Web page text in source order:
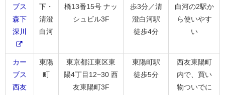
ブス
森下
深川
下・
清澄
白河
橋13番15号 ナッ
シュビル3F
歩3分／清
澄白河駅
徒歩4分
白河の2駅か
ら使いやす
い
カー
ブス
西友
東陽
町
東京都江東区東
陽4丁目12−30 西
友東陽町3F
東陽町駅
徒歩5分
西友東陽町
内で、買い
物ついでに